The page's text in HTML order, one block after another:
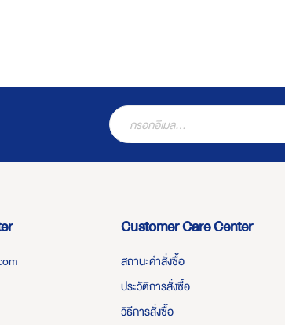
Customer Care Center
สถานะคำสั่งซื้อ
ประวัติการสั่งซื้อ
วิธีการสั่งซื้อ